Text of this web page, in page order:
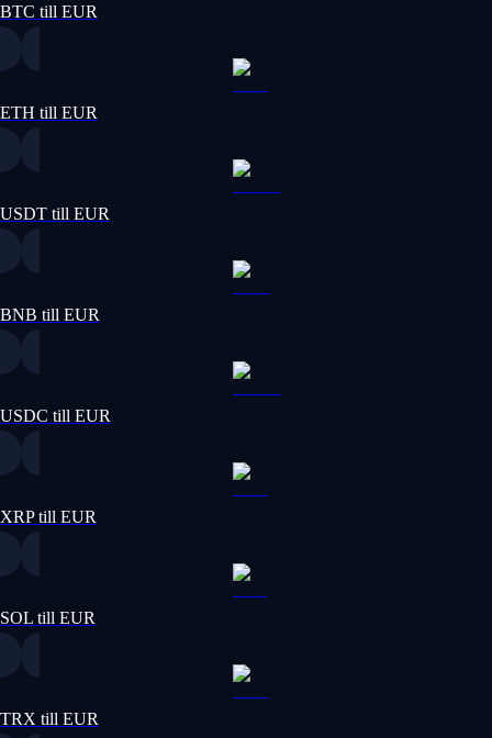
BTC till EUR
ETH till EUR
USDT till EUR
BNB till EUR
USDC till EUR
XRP till EUR
SOL till EUR
TRX till EUR